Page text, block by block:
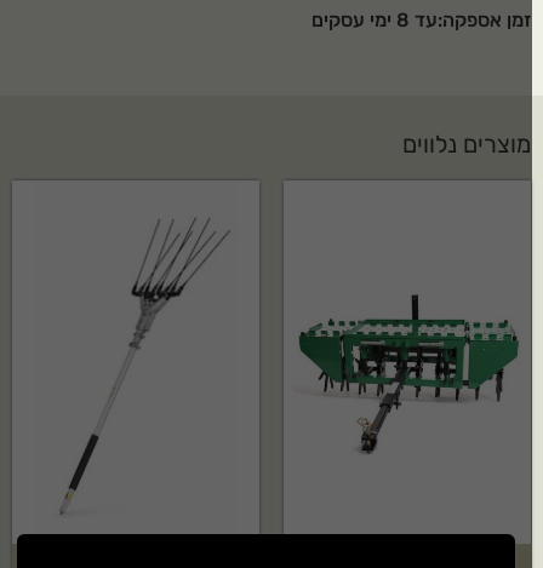
בקטגוריית מסורי שרשרת. מוצר אמין ועמיד לאורך זמן.
ניתן ליצור איתנו קשר בטלפון, במייל או דרך טופס יצירת הקשר באתר ונחזור
אליכם בהקדם.
זמן אספקה:עד 8 ימי עסקים
מוצרים נלווים